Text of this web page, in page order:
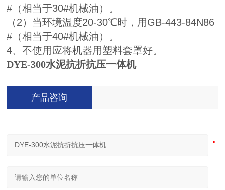
#（相当于30#机械油）。
（2）当环境温度20-30℃时，用GB-443-84N86
#（相当于40#机械油）。
4、不使用应将机器用塑料套罩好。
DYE-300水泥抗折抗压一体机
产品咨询